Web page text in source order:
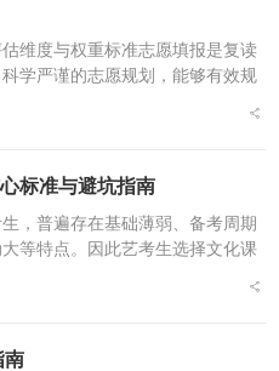
维度与权重标准志愿填报是复读
学严谨的志愿规划，能够有效规
分数价值。针对安徽、合肥地区
标准与避坑指南
，普遍存在基础薄弱、备考周期
等特点。因此艺考生选择文化课
读机构的筛选逻辑，必须优先适
南